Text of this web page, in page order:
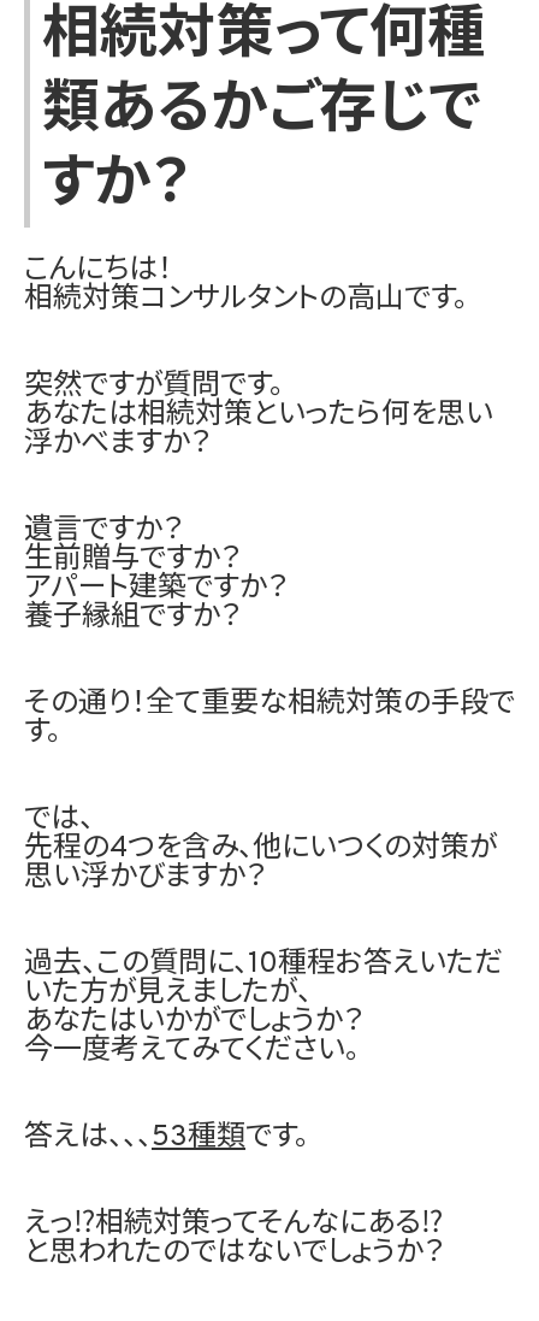
相続対策って何種
類あるかご存じで
すか？
こんにちは！
相続対策コンサルタントの高山です。
突然ですが質問です。
あなたは相続対策といったら何を思い
浮かべますか？
遺言ですか？
生前贈与ですか？
アパート建築ですか？
養子縁組ですか？
その通り！全て重要な相続対策の手段で
す。
では、
先程の4つを含み、他にいつくの対策が
思い浮かびますか？
過去、この質問に、10種程お答えいただ
いた方が見えましたが、
あなたはいかがでしょうか？
今一度考えてみてください。
答えは、、、53種類です。
えっ⁉相続対策ってそんなにある⁉
と思われたのではないでしょうか？